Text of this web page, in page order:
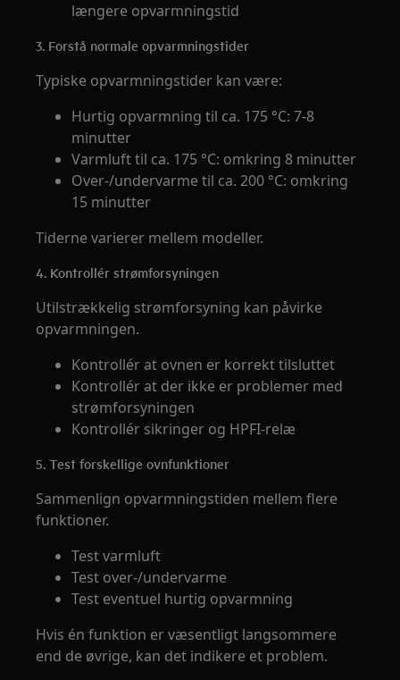
længere opvarmningstid
3. Forstå normale opvarmningstider
Typiske opvarmningstider kan være:
Hurtig opvarmning til ca. 175 °C: 7-8
minutter
Varmluft til ca. 175 °C: omkring 8 minutter
Over-/undervarme til ca. 200 °C: omkring
15 minutter
Tiderne varierer mellem modeller.
4. Kontrollér strømforsyningen
Utilstrækkelig strømforsyning kan påvirke
opvarmningen.
Kontrollér at ovnen er korrekt tilsluttet
Kontrollér at der ikke er problemer med
strømforsyningen
Kontrollér sikringer og HPFI-relæ
5. Test forskellige ovnfunktioner
Sammenlign opvarmningstiden mellem flere
funktioner.
Test varmluft
Test over-/undervarme
Test eventuel hurtig opvarmning
Hvis én funktion er væsentligt langsommere
end de øvrige, kan det indikere et problem.